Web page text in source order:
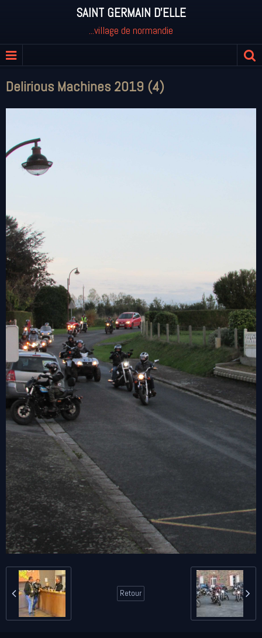
SAINT GERMAIN D'ELLE
...village de normandie
Delirious Machines 2019 (4)
Retour